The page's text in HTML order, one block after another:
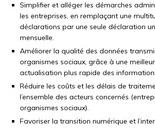
Simplifier et alléger les démarches
les entreprises, en remplaçant une
déclarations par une seule déclaration
mensuelle.
Améliorer la qualité des données
organismes sociaux, grâce à une
actualisation plus rapide des
Réduire les coûts et les délais de
l’ensemble des acteurs concernés
organismes sociaux).
Favoriser la transition numérique et